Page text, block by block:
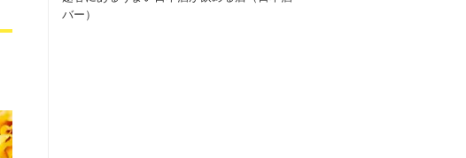
バー）